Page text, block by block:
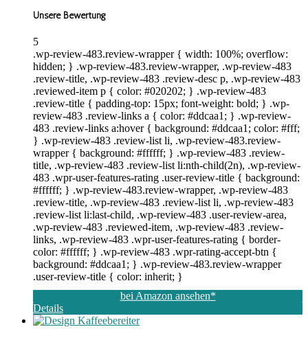
Unsere Bewertung
5
.wp-review-483.review-wrapper { width: 100%; overflow:
hidden; } .wp-review-483.review-wrapper, .wp-review-483
.review-title, .wp-review-483 .review-desc p, .wp-review-483
.reviewed-item p { color: #020202; } .wp-review-483
.review-title { padding-top: 15px; font-weight: bold; } .wp-
review-483 .review-links a { color: #ddcaa1; } .wp-review-
483 .review-links a:hover { background: #ddcaa1; color: #fff;
} .wp-review-483 .review-list li, .wp-review-483.review-
wrapper { background: #ffffff; } .wp-review-483 .review-
title, .wp-review-483 .review-list li:nth-child(2n), .wp-review-
483 .wpr-user-features-rating .user-review-title { background:
#ffffff; } .wp-review-483.review-wrapper, .wp-review-483
.review-title, .wp-review-483 .review-list li, .wp-review-483
.review-list li:last-child, .wp-review-483 .user-review-area,
.wp-review-483 .reviewed-item, .wp-review-483 .review-
links, .wp-review-483 .wpr-user-features-rating { border-
color: #ffffff; } .wp-review-483 .wpr-rating-accept-btn {
background: #ddcaa1; } .wp-review-483.review-wrapper
.user-review-title { color: inherit; }
bei Amazon ansehen*
Details